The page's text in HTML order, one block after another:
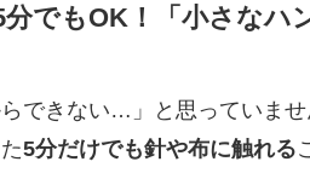
でもOK！「小さなハ
らできない…」と思っていませ
5分だけでも針や布に触れる